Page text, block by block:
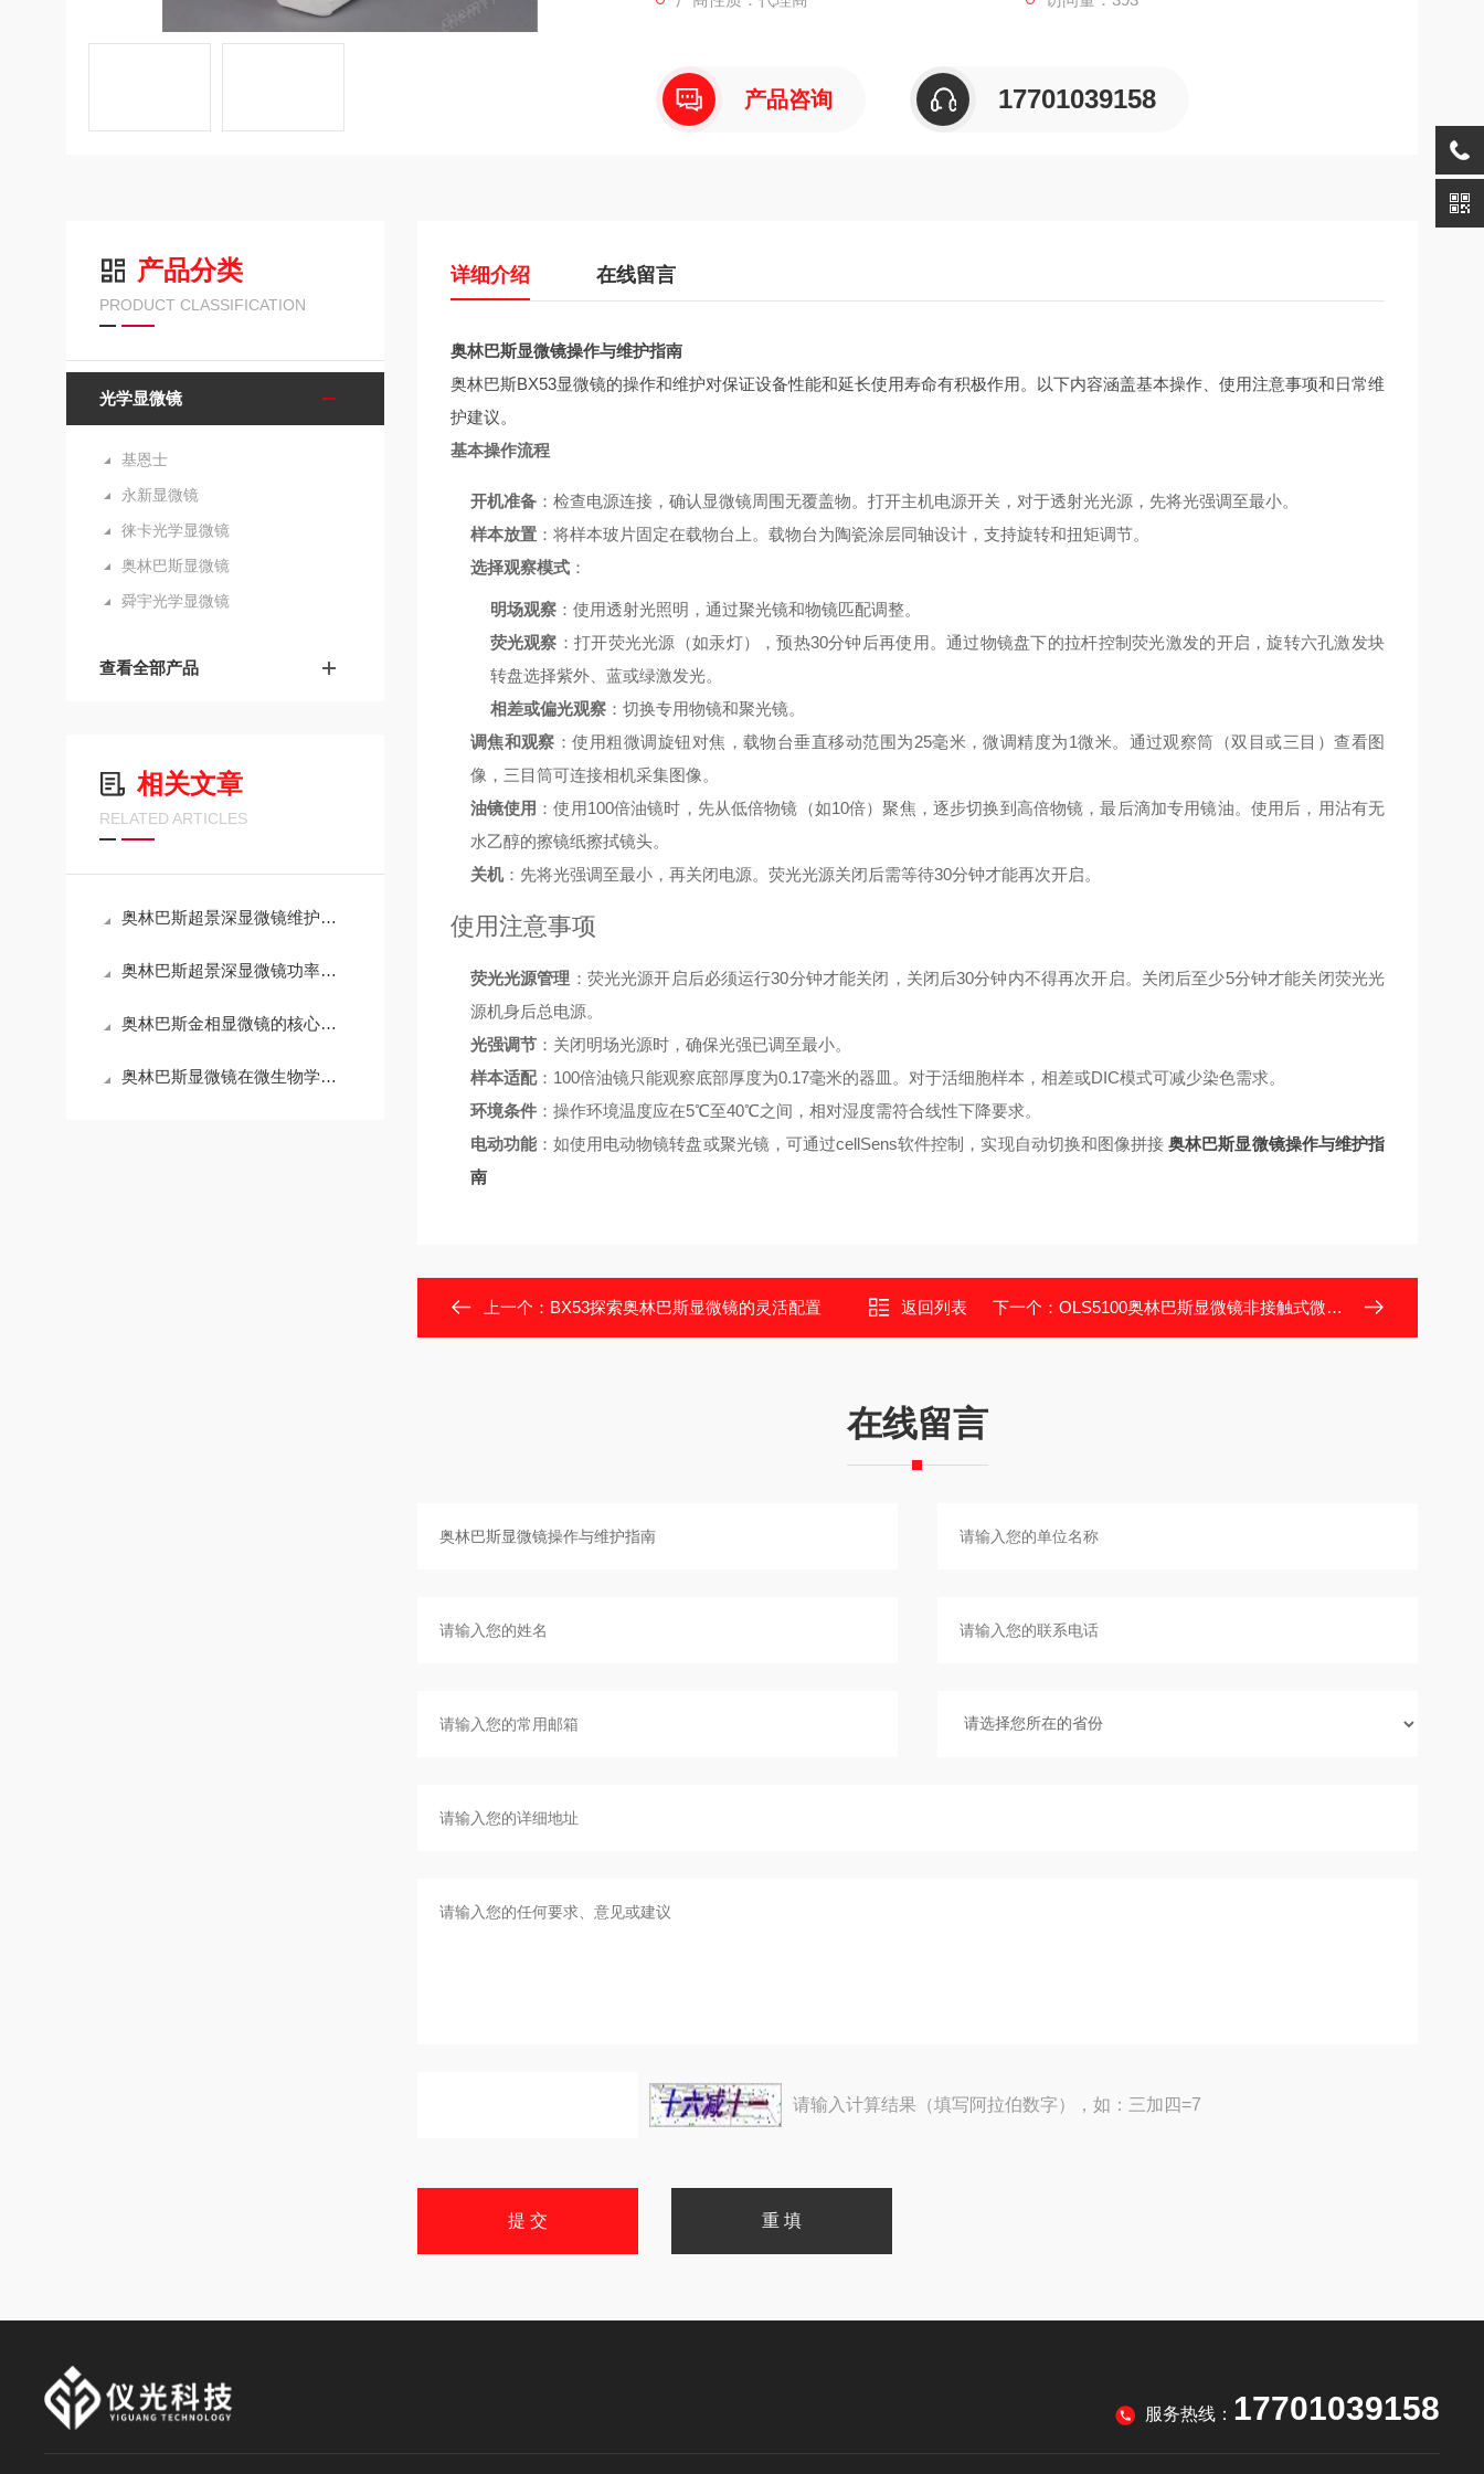
产品咨询 17701039158
产品分类
PRODUCT CLASSIFICATION
光学显微镜
基恩士
永新显微镜
徕卡光学显微镜
奥林巴斯显微镜
舜宇光学显微镜
查看全部产品
相关文章
RELATED ARTICLES
奥林巴斯超景深显微镜维护手册：光学系统清洁与校准全流程
奥林巴斯超景深显微镜功率解析：技术特性与能耗效率的平衡
奥林巴斯金相显微镜的核心技术特点解析
奥林巴斯显微镜在微生物学研究中的应用与操作技巧
详细介绍 在线留言
奥林巴斯显微镜操作与维护指南
奥林巴斯BX53显微镜的操作和维护对保证设备性能和延长使用寿命有积极作用。以下内容涵盖基本操作、使用注意事项和日常维
护建议。
基本操作流程
开机准备：检查电源连接，确认显微镜周围无覆盖物。打开主机电源开关，对于透射光光源，先将光强调至最小。
样本放置：将样本玻片固定在载物台上。载物台为陶瓷涂层同轴设计，支持旋转和扭矩调节。
选择观察模式：
明场观察：使用透射光照明，通过聚光镜和物镜匹配调整。
荧光观察 ：打开荧光光源（如汞灯），预热30分钟后再使用。通过物镜盘下的拉杆控制荧光激发的开启，旋转六孔激发块
转盘选择紫外、蓝或绿激发光。
相差或偏光观察：切换专用物镜和聚光镜。
调焦和观察 ：使用粗微调旋钮对焦，载物台垂直移动范围为25毫米，微调精度为1微米。通过观察筒（双目或三目）查看图
像，三目筒可连接相机采集图像。
油镜使用 ：使用100倍油镜时，先从低倍物镜（如10倍）聚焦，逐步切换到高倍物镜，最后滴加专用镜油。使用后，用沾有无
水乙醇的擦镜纸擦拭镜头。
关机：先将光强调至最小，再关闭电源。荧光光源关闭后需等待30分钟才能再次开启。
使用注意事项
荧光光源管理 ：荧光光源开启后必须运行30分钟才能关闭，关闭后30分钟内不得再次开启。关闭后至少5分钟才能关闭荧光光
源机身后总电源。
光强调节：关闭明场光源时，确保光强已调至最小。
样本适配：100倍油镜只能观察底部厚度为0.17毫米的器皿。对于活细胞样本，相差或DIC模式可减少染色需求。
环境条件：操作环境温度应在5℃至40℃之间，相对湿度需符合线性下降要求。
电动功能：如使用电动物镜转盘或聚光镜，可通过cellSens软件控制，实现自动切换和图像拼接奥林巴斯显微镜操作与维护指
南
上一个： BX53探索奥林巴斯显微镜的灵活配置 返回列表 下一个： OLS5100奥林巴斯显微镜非接触式微观检测新选择
在线留言
请输入计算结果（填写阿拉伯数字），如：三加四=7
服务热线： 17701039158